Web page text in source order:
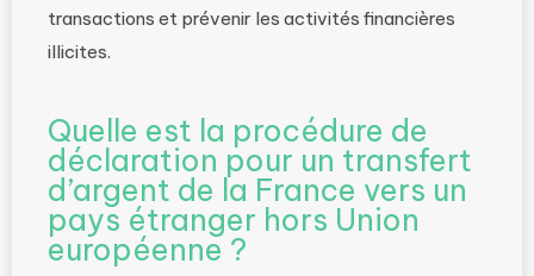
transactions et prévenir les activités financières
illicites.
Quelle est la procédure de
déclaration pour un transfert
d’argent de la France vers un
pays étranger hors Union
européenne ?